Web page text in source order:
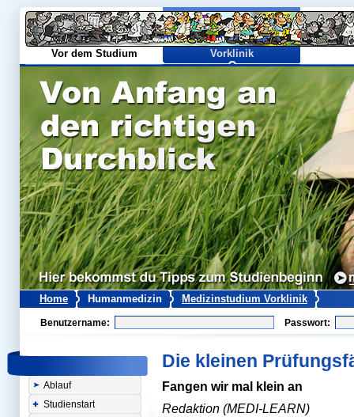
Vor dem Studium Vorklinik
Home Humanmedizin Medizinstudium Vorklinik
Benutzername: Passwort:
Ablauf
Studienstart
Die kleinen
Fangen wir mal klein an
Redaktion (MEDI-LEARN)